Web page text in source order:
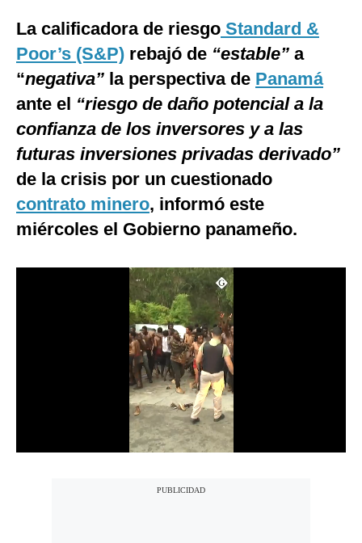
EEUU
México
España
Internacional
Tecnología
Mix
La calificadora de riesgo Standard &
Poor’s (S&P) rebajó de “estable” a
“negativa” la perspectiva de Panamá
ante el “riesgo de daño potencial a la
confianza de los inversores y a las
futuras inversiones privadas derivado”
de la crisis por un cuestionado
contrato minero, informó este
miércoles el Gobierno panameño.